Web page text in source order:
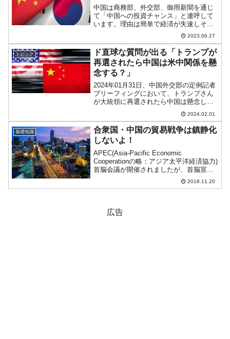
中国は商務部、外交部、御用新聞を通じ
て「中国への投資チャンス」と連呼して
います。理由は簡単で経済が失速しそう
なことに加えて、自由主義陣営国が本当
に「手切れ」しそうだからです。韓国は
どうするのか？――ですが、2023年06月
26日、企画財政部...
2023.06.27
トピック
ド直球な質問が出る「トランプが
再選されたら中国は米中関係を懸
念する？」
2024年01月31日、中国外交部の定例記者
ブリーフィングにおいて、トランプさん
が大統領に再選されたら中国は懸念しま
すか？という、なんとも直球な質問がさ
れました。外交部の回答は以下のような
ものでした。『ロイター通信』記者：ト
ランプ氏がアメリ...
2024.02.01
基礎知識
合衆国・中国の貿易戦争は鎮静化
しないよ！
APEC(Asia-Pacific Economic
Cooperationの略：アジア太平洋経済協力)
首脳会議が開催されましたが、首脳宣言
が採択されないという前代未聞の事態と
なりました。APECはアジア太平洋地域
2018.11.20
広告